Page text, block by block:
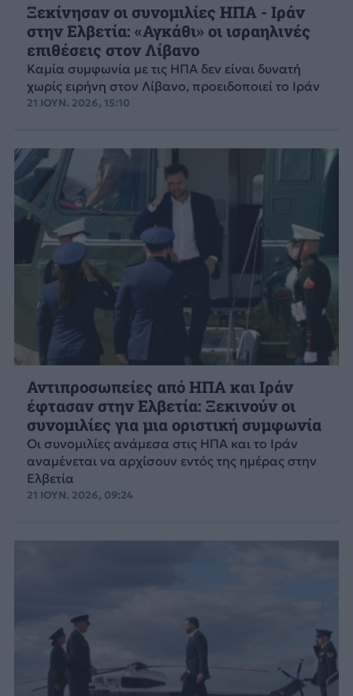
Ξεκίνησαν οι συνομιλίες ΗΠΑ - Ιράν
στην Ελβετία: «Αγκάθι» οι ισραηλινές
επιθέσεις στον Λίβανο
Καμία συμφωνία με τις ΗΠΑ δεν είναι δυνατή
χωρίς ειρήνη στον Λίβανο, προειδοποιεί το Ιράν
21 ΙΟΥΝ. 2026, 15:10
Αντιπροσωπείες από ΗΠΑ και Ιράν
έφτασαν στην Ελβετία: Ξεκινούν οι
συνομιλίες για μια οριστική συμφωνία
Οι συνομιλίες ανάμεσα στις ΗΠΑ και το Ιράν
αναμένεται να αρχίσουν εντός της ημέρας στην
Ελβετία
21 ΙΟΥΝ. 2026, 09:24